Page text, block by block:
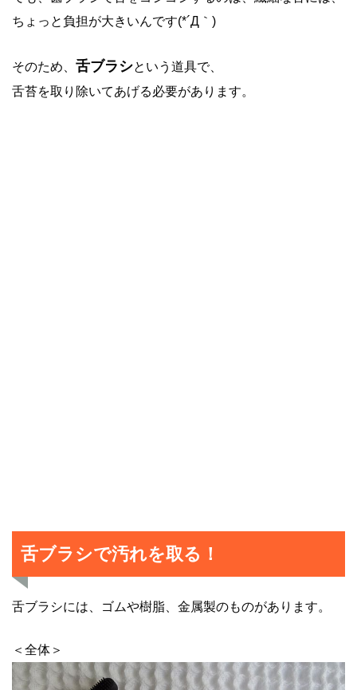
ちょっと負担が大きいんです(*´Д｀)
そのため、 舌ブラシという道具で、
舌苔を取り除いてあげる必要があります。
舌ブラシで汚れを取る！
舌ブラシには、ゴムや樹脂、金属製のものがあります。
＜全体＞